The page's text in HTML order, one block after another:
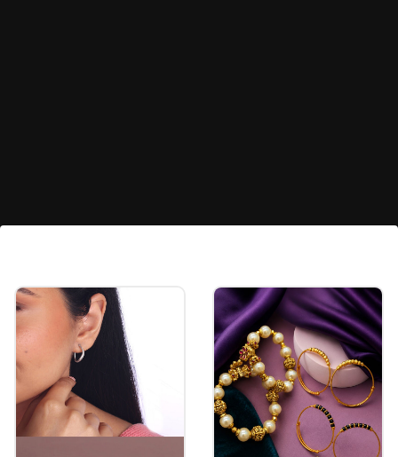
या ब्लॅक शेडच्या अजरख साडीला सिल्व्हर ज्वेलरी आणि कॉटन
ब्लाउजसोबत स्टाईल करून क्लासी लूक मिळवता येतो. रोजच्या
वापरासाठी हा सर्वात प्रसिद्ध पर्यायांपैकी एक आहे.
Image credits: social media